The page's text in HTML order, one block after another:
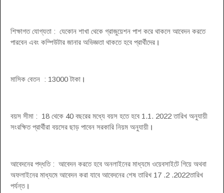
শিক্ষাগত যোগ্যতা : যেকোন শাখা থেকে গ্রাজুয়েশন পাশ করে থাকলে আবেদন করতে
পারবেন এবং কম্পিউটার জানার অভিজ্ঞতা থাকতে হবে প্রার্থীদের ।
মাসিক বেতন : 13000 টাকা ।
বয়স সীমা : 18 থেকে 40 বছরের মধ্যে বয়স হতে হবে 1.1. 2022 তারিখ অনুযায়ী
সংরক্ষিত প্রার্থীরা বয়সের ছাড় পাবেন সরকারি নিয়ম অনুযায়ী ।
আবেদনের পদ্ধতি : আবেদন করতে হবে অনলাইনের মাধ্যমে ওয়েবসাইটে গিয়ে অথবা
অফলাইনের মাধ্যমে আবেদন করা যাবে আবেদনের শেষ তারিখ 17 .2 .2022তারিখ
পর্যন্ত ।